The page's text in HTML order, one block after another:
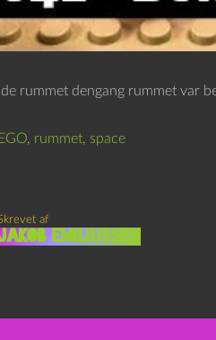
rummet dengang rummet var
, rummet, space
af
Emiliussen